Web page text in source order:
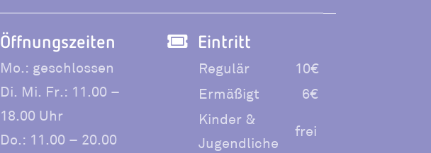
Öffnungszeiten
Mo.: geschlossen
Di. Mi. Fr.: 11.00 –
18.00 Uhr
Do.: 11.00 – 20.00
 Eintritt
Regulär
10€
Ermäßigt
6€
Kinder &
Jugendliche
frei